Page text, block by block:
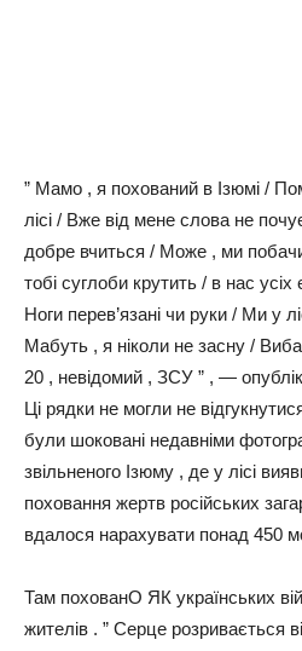
” Мамо , я похований в Ізюмі /
лісі / Вже від мене слова не
добре вчиться / Може , ми
тобі суглоби крутить / в нас
Ноги перев’язані чи руки / Ми у
Мабуть , я ніколи не засну /
20 , невідомий , ЗСУ ” , —
Ці рядки не могли не
були шоковані недавніми
звільненого Ізюму , де у лiсi
поховання жертв російських
вдалося нарахувати понад 450
Там похованО ЯК українських
жителів . ” Серце розривається